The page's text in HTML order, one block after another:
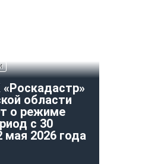
области
о режиме
с 30
мая 2026 года